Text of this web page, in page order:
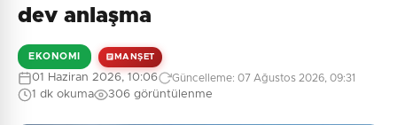
dev anlaşma
EKONOMI MANŞET
01 Haziran 2026, 10:06 Güncelleme: 07 Ağustos 2026, 09:31
1 dk okuma 306 görüntülenme